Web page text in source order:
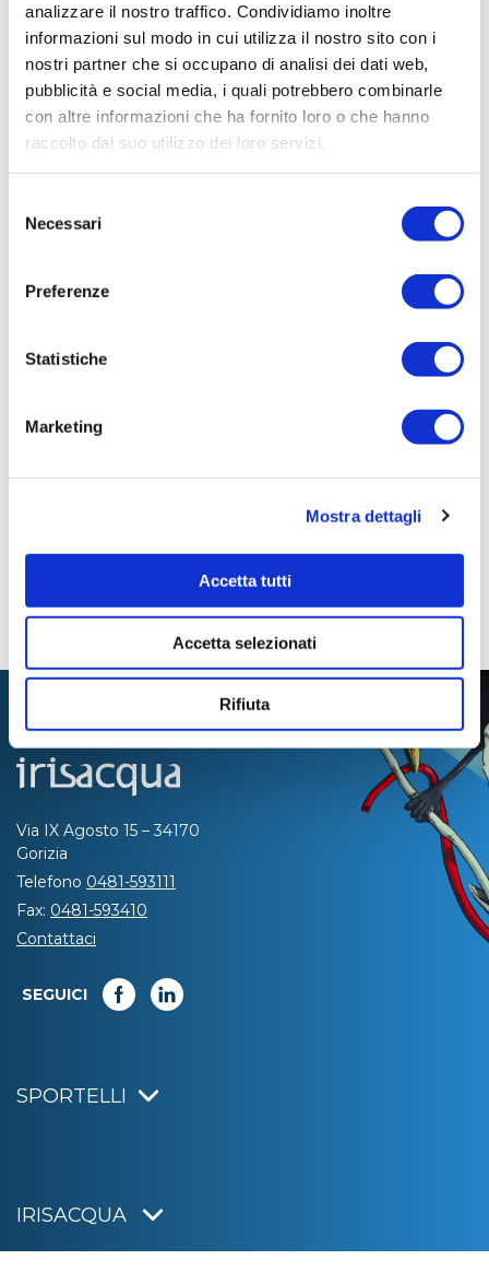
analizzare il nostro traffico. Condividiamo inoltre
informazioni sul modo in cui utilizza il nostro sito con i
nostri partner che si occupano di analisi dei dati web,
pubblicità e social media, i quali potrebbero combinarle
con altre informazioni che ha fornito loro o che hanno
raccolto dal suo utilizzo dei loro servizi.
delNecessari
Preferenze
Statistiche
Marketing
Mostra dettagli
Accetta tutti
Accetta selezionati
Rifiuta
Aggiudicatario Nome:
HIDRODEPUR S.P.A. - cod. fisc. 02122450162
Importo Aggiudicazione:
5.375,00
Tempi di completamento:
PRONTA
0
Pagina aggiornata il 21/04/2021
Via IX Agosto 15 – 34170
Gorizia
Telefono 0481-593111
Fax: 0481-593410
Contattaci
SEGUICI
SPORTELLI
IRISACQUA